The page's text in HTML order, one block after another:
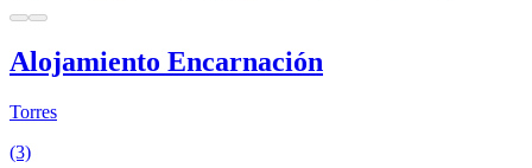
Alojamiento Encarnación
Torres
(3)